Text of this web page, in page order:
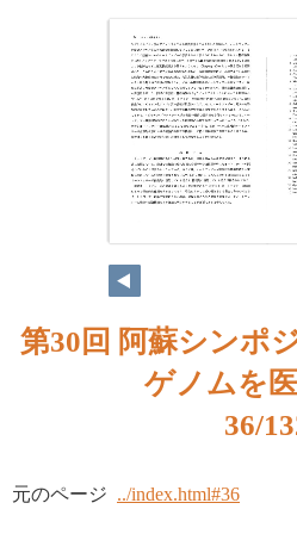
第30回 阿蘇シンポ
ゲノムを
36/
元のページ ../index.html#36